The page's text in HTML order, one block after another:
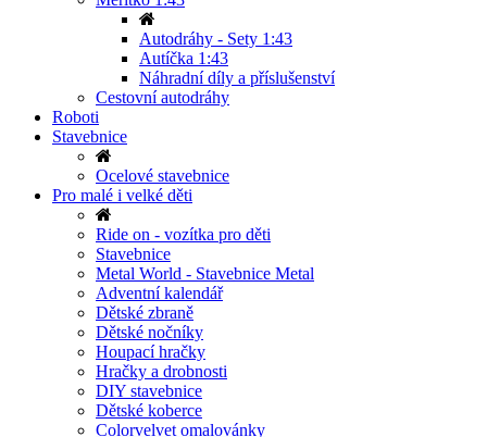
Autodráhy - Sety 1:43
Autíčka 1:43
Náhradní díly a příslušenství
Cestovní autodráhy
Roboti
Stavebnice
Ocelové stavebnice
Pro malé i velké děti
Ride on - vozítka pro děti
Stavebnice
Metal World - Stavebnice Metal
Adventní kalendář
Dětské zbraně
Dětské nočníky
Houpací hračky
Hračky a drobnosti
DIY stavebnice
Dětské koberce
Colorvelvet omalovánky